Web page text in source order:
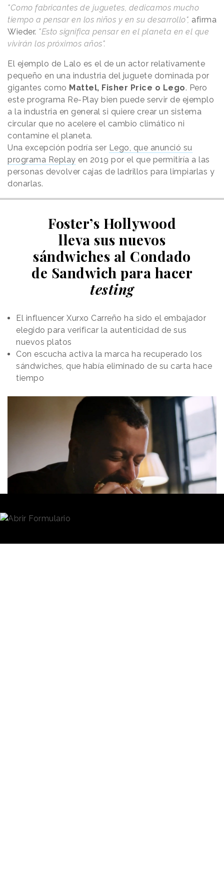
"Como fabricantes de juguetes, dedicamos mucho
tiempo a pensar en los niños y en su desarrollo", afirma
Wieder. "Esto significa pensar en el planeta en el que
vivirán los próximos años".
El ejemplo de Lalo es el de un actor relativamente
pequeño en una industria del juguete dominada por
gigantes como Mattel, Fisher Price o Lego. Pero
este programa Re-Play bien puede servir de ejemplo
a la industria en general si quiere crear un sistema
circular que no acelere el cambio climático ni
contamine el planeta.
Una excepción podría ser Lego, que anunció su
programa Replay en 2019 por el que permitiría a las
personas devolver cajas de ladrillos para limpiarlas y
donarlas.
Foster’s Hollywood
lleva sus nuevos
sándwiches al Condado
de Sandwich para hacer
testing
El influencer Xurxo Carreño ha sido el embajador
elegido para verificar la autenticidad de sus
nuevos platos
Con escucha activa la marca ha recuperado los
sándwiches, que había eliminado de su carta hace
tiempo
Foster’s Hollywoodha lanzado unanueva familia